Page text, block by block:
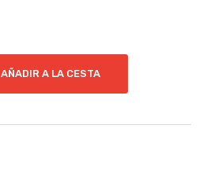
AÑADIR A LA CESTA